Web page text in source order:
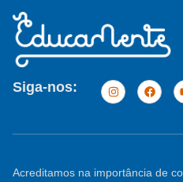
Siga-nos:
Acreditamos na importância de